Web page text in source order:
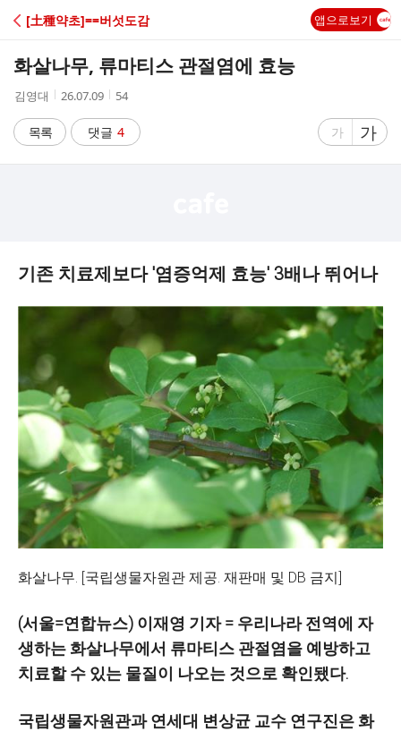
C
A
[土種약초]==버섯도감 앱으로보기
화살나무, 류마티스 관절염에 효능
작
자
김영대
작
시
간
26.07.09
조
수
54
목록 댓글 4
글
게
가
글
자
게
가
기존 치료제보다 '염증억제 효능' 3배나 뛰어나
화살나무. [국립생물자원관 제공. 재판매 및 DB 금지]
(서울=연합뉴스) 이재영 기자 = 우리나라 전역에 자
생하는 화살나무에서 류마티스 관절염을 예방하고
치료할 수 있는 물질이 나오는 것으로 확인됐다.
국립생물자원관과 연세대 변상균 교수 연구진은 화